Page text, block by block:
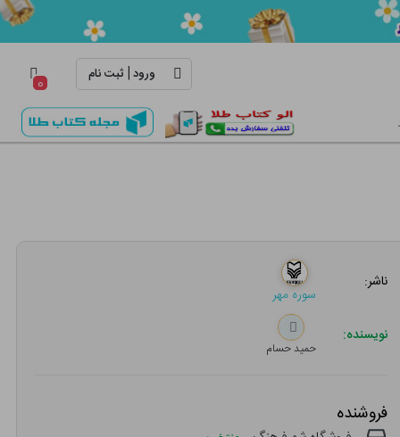
ورود| ثبت نام ۰
ناشر:
سوره مهر
نویسنده:
حمید حسام
فروشنده